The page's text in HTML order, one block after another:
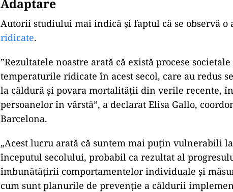
Adaptare
Autorii studiului mai indică și faptul că se observă o
ridicate.
”Rezultatele noastre arată că există procese
temperaturile ridicate în acest secol, care au redus
la căldură şi povara mortalităţii din verile recente,
persoanelor în vârstă”, a declarat Elisa Gallo,
Barcelona.
„Acest lucru arată că suntem mai puţin vulnerabili
începutul secolului, probabil ca rezultat al
îmbunătăţirii comportamentelor individuale şi
cum sunt planurile de prevenţie a căldurii